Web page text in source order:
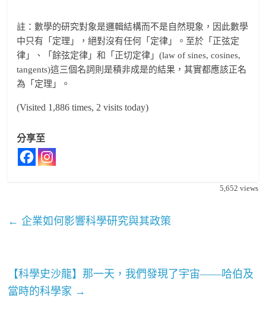
註：數學的研究對象是邏輯結構而不是自然現象，因此數學
中只有「定理」，絕對沒有任何「定律」。至於「正弦定
律」、「餘弦定律」和「正切定律」(law of sines, cosines,
tangents)這三個名詞則是積非成是的結果，其實都應該正名
為「定理」。
(Visited 1,886 times, 2 visits today)
分享至
5,652 views
← 企業如何影響科學研究與其政策
【科學史沙龍】那一天，我們發現了宇宙——哈伯及
當時的科學家 →